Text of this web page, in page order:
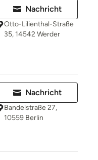
Nachricht
Otto-Lilienthal-Straße
35, 14542 Werder
Nachricht
Bandelstraße 27,
10559 Berlin